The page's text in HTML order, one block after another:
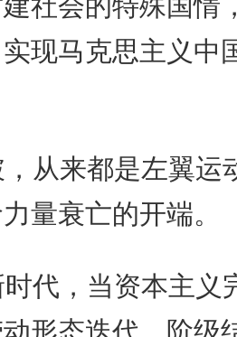
现马克思主义中
从来都是左翼运
量衰亡的开端。
代，当资本主义